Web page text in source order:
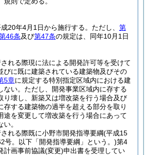
20年4月1日から施行する。 ただし、 第
46条及び第47条の規定は、同年10月1日
れる際現に法による開発許可等を受けて
びに既に建築されている建築物及びその
5章に規定する特別指定区域内における建
い。 ただし、開発事業区域内に存する
り壊し、新築又は増改築を行う場合及び
存する建築物の過半を超える部分を取り
途を変更して増改築を行う場合にあって
。
れる際既に小野市開発指導要綱(平成15
号。以下「開発指導要綱」という。)第4
計画事前協議(変更)申出書を受理してい